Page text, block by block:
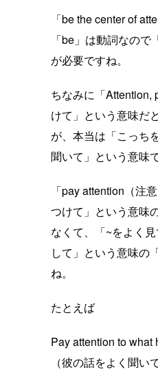
「be the center of
「be」は動詞なので
が必要ですね。
ちなみに「Attention,
けて」という意味だ
が、本当は「こっち
聞いて」という意味
「pay attention（注
つけて」という意味
なくて、「~をよく
して」という意味の
ね。
たとえば
Pay attention to what
（彼の話をよく聞いて